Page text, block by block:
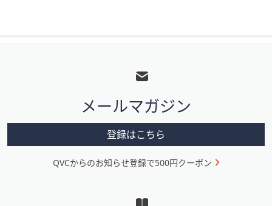
メ
ニ
メールマガジン
登録はこちら
QVCからのお知らせ登録で500円クーポン